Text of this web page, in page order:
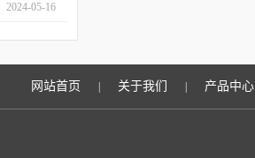
2024-05-16
网站首页 关于我们 产品中心